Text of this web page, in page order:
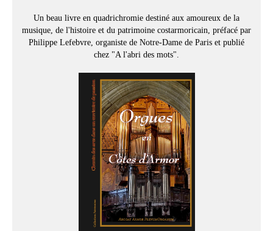
Un beau livre en quadrichromie destiné aux amoureux de la
musique, de l'histoire et du patrimoine costarmoricain, préfacé par
Philippe Lefebvre, organiste de Notre-Dame de Paris et publié
chez "A l'abri des mots".